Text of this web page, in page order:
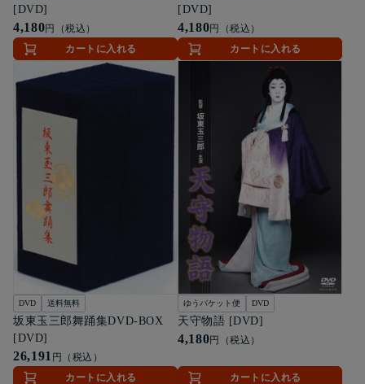
[DVD]
4,180円（税込）
カートに入れる
[DVD]
4,180円（税込）
カートに入れる
DVD 送料無料
坂東玉三郎舞踊集DVD-BOX
[DVD]
26,191 円（税込）
カートに入れる
ゆうパケット便 DVD
天守物語 [DVD]
4,180円（税込）
カートに入れる